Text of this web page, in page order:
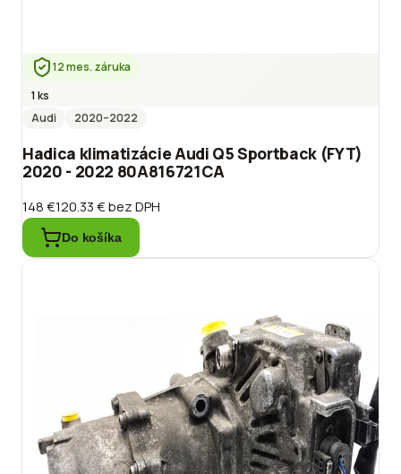
12 mes. záruka
1 ks
Audi
2020–2022
Hadica klimatizácie Audi Q5 Sportback (FYT)
2020 - 2022 80A816721CA
148 €120.33 €bez DPH
Do košíka